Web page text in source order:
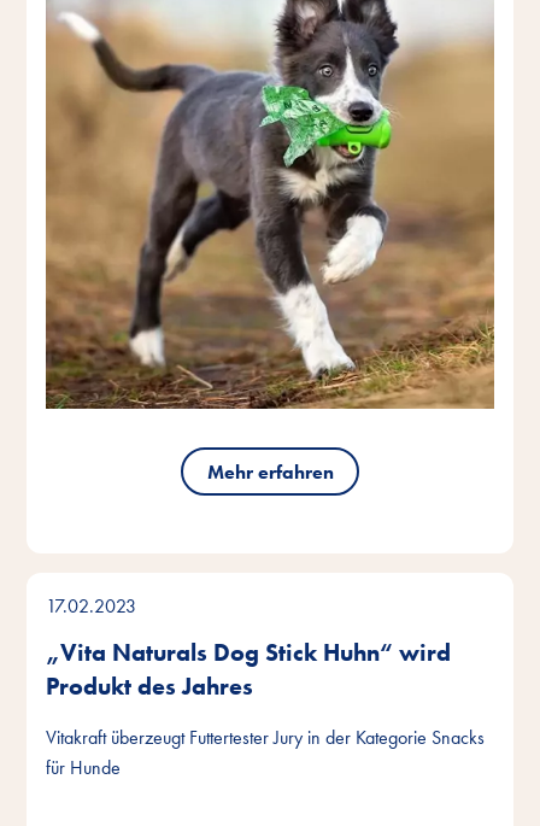
Mehr erfahren
17.02.2023
„Vita Naturals Dog Stick Huhn“ wird
Produkt des Jahres
Vitakraft überzeugt Futtertester Jury in der Kategorie Snacks
für Hunde